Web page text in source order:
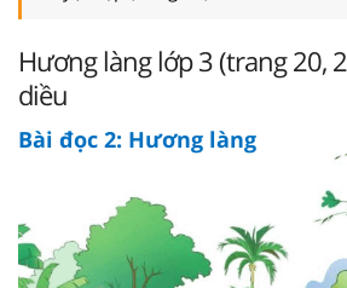
Hương làng lớp 3 (trang 20,
diều
Bài đọc 2: Hương làng